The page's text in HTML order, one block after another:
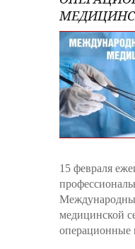
15 февраля
медицинской
операционные